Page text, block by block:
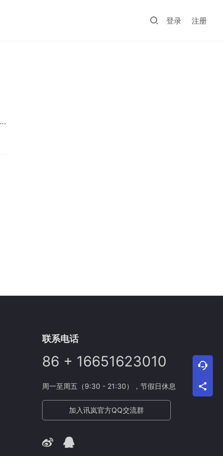
登录 注册
联系电话
86 + 16651623010
周一至周五（9:30 - 21:30），节假日休息
加入讯岚官方QQ交流群